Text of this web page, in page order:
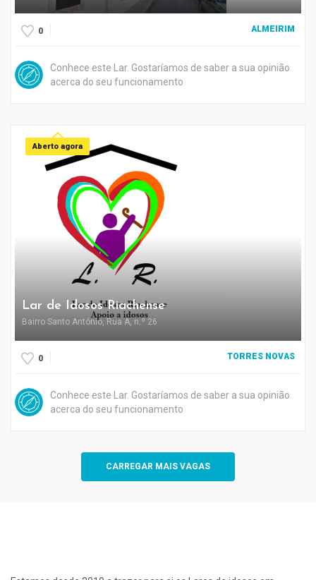
0 ALMEIRIM
Conhece este Lar. Gostaríamos de saber a sua opinião
acerca do seu funcionamento
Aberto agora
Lar de Idosos Riachense
Bairro Santo António, Rua A, n.º 26
0 TORRES NOVAS
Conhece este Lar. Gostaríamos de saber a sua opinião
acerca do seu funcionamento
CARREGAR MAIS VAGAS